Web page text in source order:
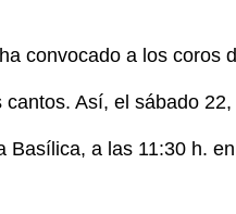
convocado a los coros
Así, el sábado
Basílica, a las 11:30 h.